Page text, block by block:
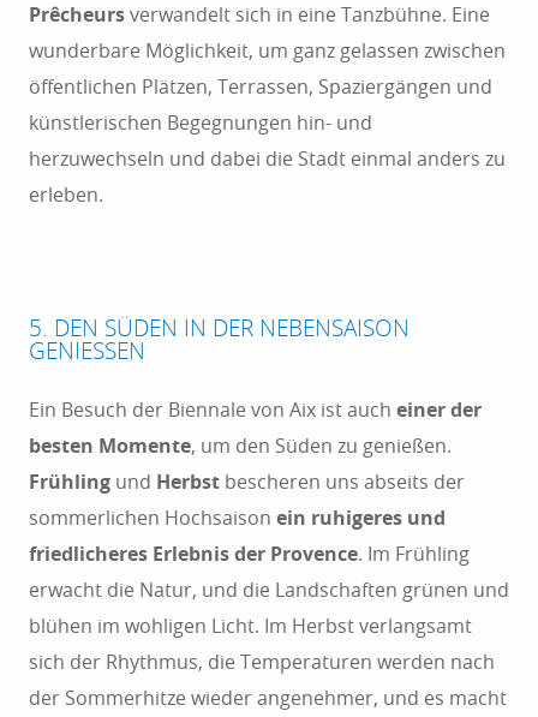
Prêcheursverwandelt sich in eine Tanzbühne. Eine
wunderbare Möglichkeit, um ganz gelassen zwischen
öffentlichen Plätzen, Terrassen, Spaziergängen und
künstlerischen Begegnungen hin- und
herzuwechseln und dabei die Stadt einmal anders zu
erleben.
5. DEN SÜDEN IN DER NEBENSAISON
GENIESSEN
Ein Besuch der Biennale von Aix ist auch einer der
besten Momente, um den Süden zu genießen.
Frühling und Herbst bescheren uns abseits der
sommerlichen Hochsaison ein ruhigeres und
friedlicheres Erlebnis der Provence. Im Frühling
erwacht die Natur, und die Landschaften grünen und
blühen im wohligen Licht. Im Herbst verlangsamt
sich der Rhythmus, die Temperaturen werden nach
der Sommerhitze wieder angenehmer, und es macht